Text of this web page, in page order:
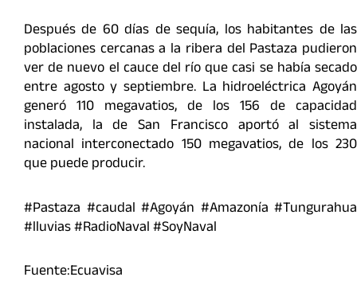
Después de 60 días de sequía, los habitantes de las
poblaciones cercanas a la ribera del Pastaza pudieron
ver de nuevo el cauce del río que casi se había secado
entre agosto y septiembre. La hidroeléctrica Agoyán
generó 110 megavatios, de los 156 de capacidad
instalada, la de San Francisco aportó al sistema
nacional interconectado 150 megavatios, de los 230
que puede producir.
#Pastaza #caudal #Agoyán #Amazonía #Tungurahua
#lluvias #RadioNaval #SoyNaval
Fuente:Ecuavisa